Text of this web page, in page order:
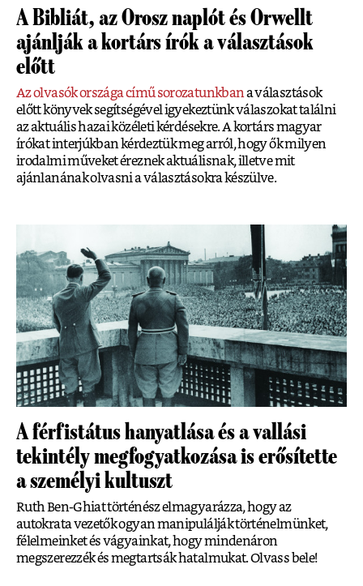
A Bibliát, az Orosz naplót és Orwellt
ajánlják a kortárs írók a választások
előtt
Az olvasók országa című sorozatunkban a választások
előtt könyvek segítségével igyekeztünk válaszokat találni
az aktuális hazai közéleti kérdésekre. A kortárs magyar
írókat interjúkban kérdeztük meg arról, hogy ők milyen
irodalmi műveket éreznek aktuálisnak, illetve mit
ajánlanának olvasni a választásokra készülve.
A férfistátus hanyatlása és a vallási
tekintély megfogyatkozása is erősítette
a személyi kultuszt
Ruth Ben-Ghiat történész elmagyarázza, hogy az
autokrata vezetők ogyan manipulálják történelmünket,
félelmeinket és vágyainkat, hogy mindenáron
megszerezzék és megtartsák hatalmukat. Olvass bele!